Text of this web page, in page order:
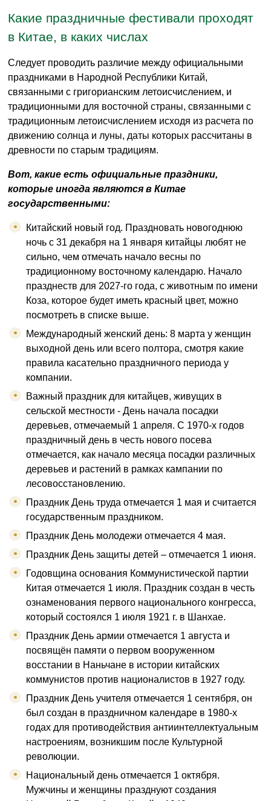
Какие праздничные фестивали проходят
в Китае, в каких числах
Следует проводить различие между официальными
праздниками в Народной Республики Китай,
связанными с григорианским летоисчислением, и
традиционными для восточной страны, связанными с
традиционным летоисчислением исходя из расчета по
движению солнца и луны, даты которых рассчитаны в
древности по старым традициям.
Вот, какие есть официальные праздники,
которые иногда являются в Китае
государственными:
Китайский новый год. Праздновать новогоднюю
ночь с 31 декабря на 1 января китайцы любят не
сильно, чем отмечать начало весны по
традиционному восточному календарю. Начало
празднеств для 2027-го года, с животным по имени
Коза, которое будет иметь красный цвет, можно
посмотреть в списке выше.
Международный женский день: 8 марта у женщин
выходной день или всего полтора, смотря какие
правила касательно праздничного периода у
компании.
Важный праздник для китайцев, живущих в
сельской местности - День начала посадки
деревьев, отмечаемый 1 апреля. С 1970-х годов
праздничный день в честь нового посева
отмечается, как начало месяца посадки различных
деревьев и растений в рамках кампании по
лесовосстановлению.
Праздник День труда отмечается 1 мая и считается
государственным праздником.
Праздник День молодежи отмечается 4 мая.
Праздник День защиты детей – отмечается 1 июня.
Годовщина основания Коммунистической партии
Китая отмечается 1 июля. Праздник создан в честь
ознаменования первого национального конгресса,
который состоялся 1 июля 1921 г. в Шанхае.
Праздник День армии отмечается 1 августа и
посвящён памяти о первом вооруженном
восстании в Наньчане в истории китайских
коммунистов против националистов в 1927 году.
Праздник День учителя отмечается 1 сентября, он
был создан в праздничном календаре в 1980-х
годах для противодействия антиинтеллектуальным
настроениям, возникшим после Культурной
революции.
Национальный день отмечается 1 октября.
Мужчины и женщины празднуют создания